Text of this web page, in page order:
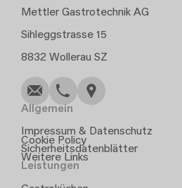
Mettler Gastrotechnik AG
Sihleggstrasse 15
8832 Wollerau SZ
Kopieren
Anrufen
Allgemein
Impressum & Datenschutz
Cookie Policy
Sicherheitsdatenblätter
Weitere Links
Leistungen